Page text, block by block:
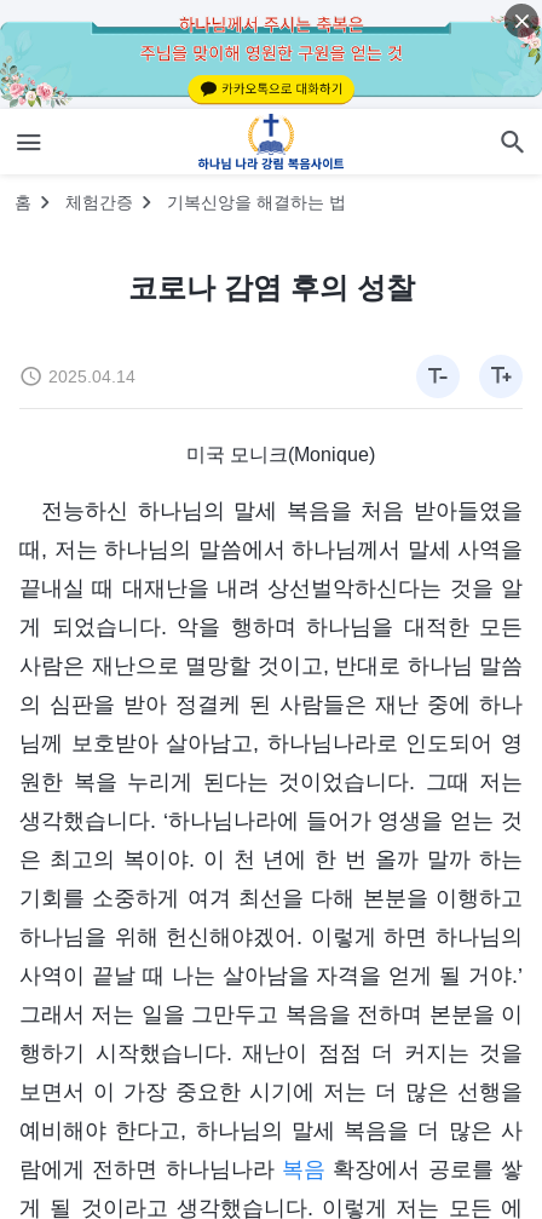
홈 체험간증 기복신앙을 해결하는 법
코로나 감염 후의 성찰
2025.04.14
미국 모니크(Monique)
전능하신 하나님의 말세 복음을 처음 받아들였을
때, 저는 하나님의 말씀에서 하나님께서 말세 사역을
끝내실 때 대재난을 내려 상선벌악하신다는 것을 알
게 되었습니다. 악을 행하며 하나님을 대적한 모든
사람은 재난으로 멸망할 것이고, 반대로 하나님 말씀
의 심판을 받아 정결케 된 사람들은 재난 중에 하나
님께 보호받아 살아남고, 하나님나라로 인도되어 영
원한 복을 누리게 된다는 것이었습니다. 그때 저는
생각했습니다. ‘하나님나라에 들어가 영생을 얻는 것
은 최고의 복이야. 이 천 년에 한 번 올까 말까 하는
기회를 소중하게 여겨 최선을 다해 본분을 이행하고
하나님을 위해 헌신해야겠어. 이렇게 하면 하나님의
사역이 끝날 때 나는 살아남을 자격을 얻게 될 거야.’
그래서 저는 일을 그만두고 복음을 전하며 본분을 이
행하기 시작했습니다. 재난이 점점 더 커지는 것을
보면서 이 가장 중요한 시기에 저는 더 많은 선행을
예비해야 한다고, 하나님의 말세 복음을 더 많은 사
람에게 전하면 하나님나라 복음 확장에서 공로를 쌓
게 될 것이라고 생각했습니다. 이렇게 저는 모든 에